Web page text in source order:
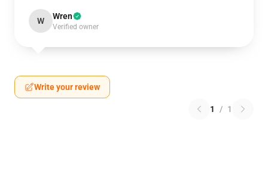
W Wren
Verified owner
Write your review
1 / 1